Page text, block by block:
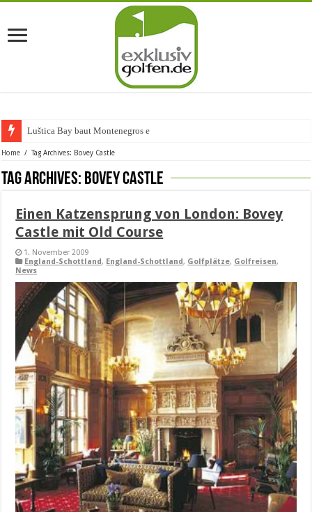
Luštica Bay baut Montenegros erste Go
Home / Tag Archives: Bovey Castle
Tag Archives: Bovey Castle
Einen Katzensprung von London: Bovey
Castle mit Old Course
1. November 2009
England-Schottland, England-Schottland, Golfplätze, Golfreisen,
News